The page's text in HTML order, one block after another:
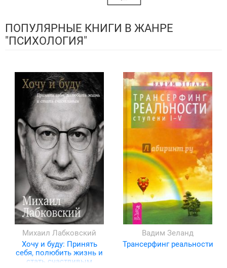
ПОПУЛЯРНЫЕ КНИГИ В ЖАНРЕ
"ПСИХОЛОГИЯ"
Михаил Лабковский
Хочу и буду: Принять
себя, полюбить жизнь и
стать счастливым
Вадим Зеланд
Трансерфинг реальности